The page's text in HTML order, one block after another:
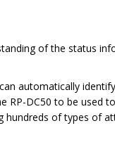
of the status
automatically
DC50 to be used
of types of